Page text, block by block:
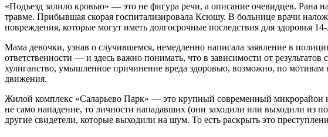
«Подъезд залило кровью» — это не фигура речи, а описание очевидцев. Рана
травме. Прибывшая скорая госпитализировала Ксюшу. В больнице врачи
повреждения, которые могут иметь долгосрочные последствия для здоровья 14-
Мама девочки, узнав о случившемся, немедленно написала заявление в
ответственности — и здесь важно понимать, что в зависимости от
хулиганство, умышленное причинение вреда здоровью, возможно, по
движения.
Жилой комплекс «Саларьево Парк» — это крупный современный микрорайон
не само нападение, то личности нападавших (они заходили или выходили из
другие свидетели, которые выходили на шум. То есть раскрыть это